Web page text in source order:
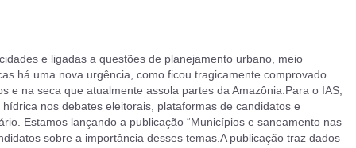
e ligadas a questões de planejamento urbano, meio
há uma nova urgência, como ficou tragicamente comprovado
na seca que atualmente assola partes da Amazônia.Para o IAS,
nos debates eleitorais, plataformas de candidatos e
Estamos lançando a publicação “Municípios e saneamento nas
sobre a importância desses temas.A publicação traz dados